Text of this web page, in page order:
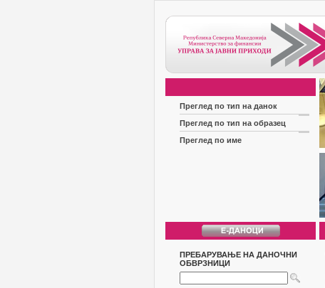
Преглед по тип на данок
Преглед по тип на образец
Преглед по име
ПРЕБАРУВАЊЕ НА ДАНОЧНИ
ОБВРЗНИЦИ